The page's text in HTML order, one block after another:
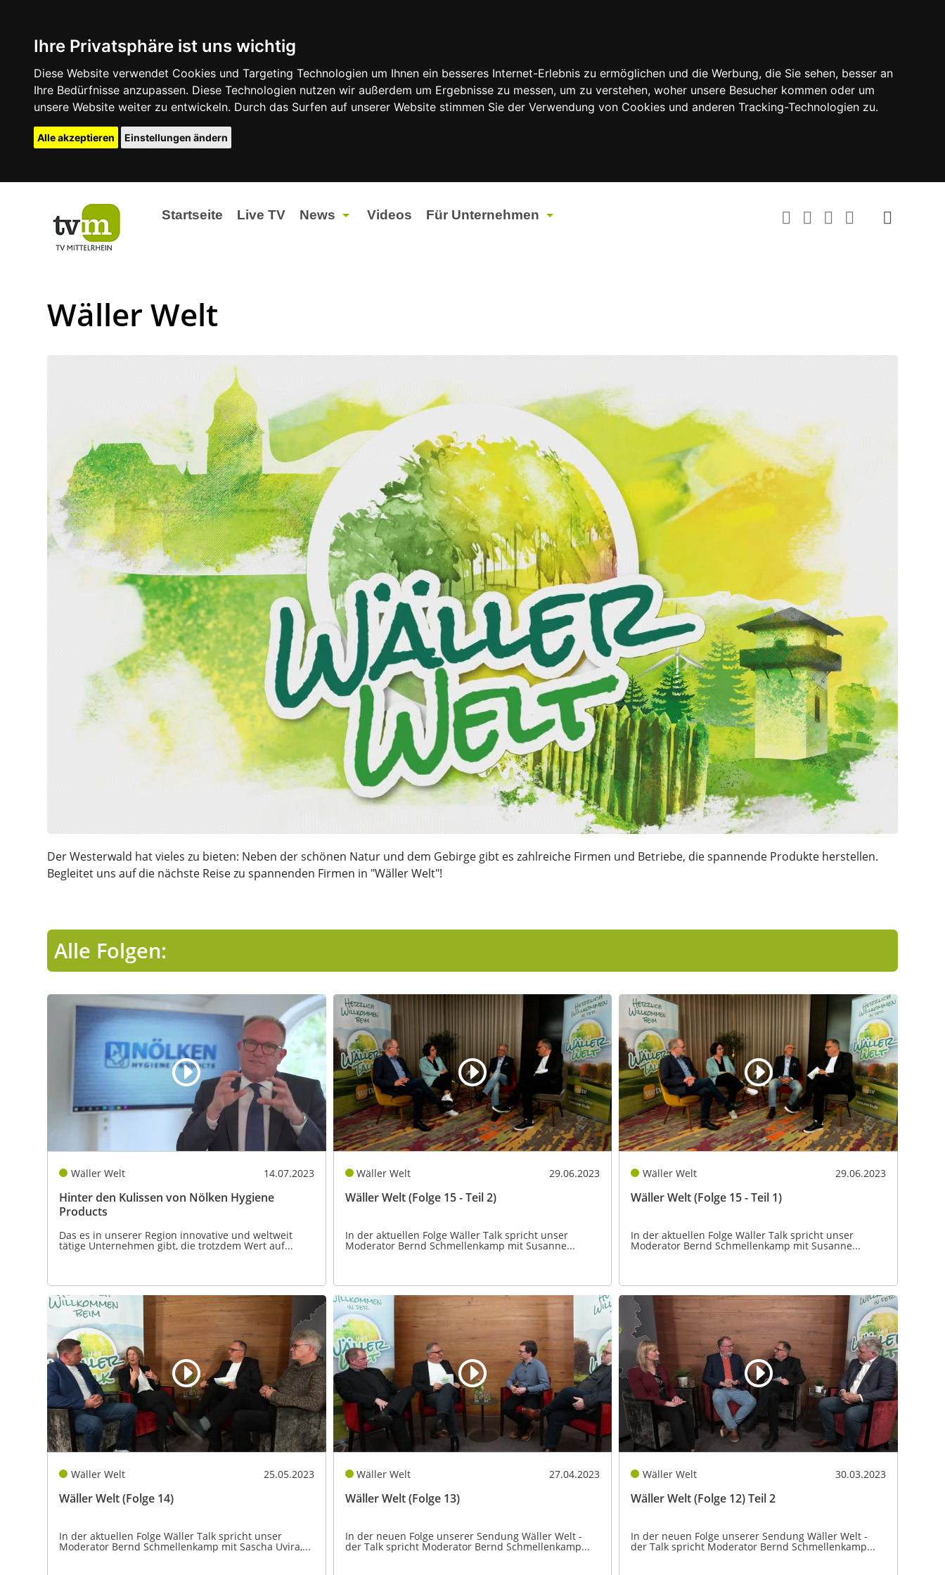
Ihre Privatsphäre ist uns wichtig
Diese Website verwendet Cookies und Targeting Technologien um Ihnen ein besseres Internet-Erlebnis zu ermöglichen und die Werbung, die Sie sehen, besser an
Ihre Bedürfnisse anzupassen. Diese Technologien nutzen wir außerdem um Ergebnisse zu messen, um zu verstehen, woher unsere Besucher kommen oder um
unsere Website weiter zu entwickeln. Durch das Surfen auf unserer Website stimmen Sie der Verwendung von Cookies und anderen Tracking-Technologien zu.
Alle akzeptieren Einstellungen ändern
Startseite Live TV News
Sport
Videos Für Unternehmen
Wäller Welt
Der Westerwald hat vieles zu bieten: Neben der schönen Natur und dem Gebirge gibt es zahlreiche Firmen und Betriebe, die spannende Produkte herstellen.
Begleitet uns auf die nächste Reise zu spannenden Firmen in "Wäller Welt"!
Alle Folgen:
Wäller Welt 14.07.2023
Hinter den Kulissen von Nölken Hygiene
Products
Das es in unserer Region innovative und weltweit
tätige Unternehmen gibt, die trotzdem Wert auf...
Wäller Welt 29.06.2023
Wäller Welt (Folge 15 - Teil 2)
In der aktuellen Folge Wäller Talk spricht unser
Moderator Bernd Schmellenkamp mit Susanne...
Wäller Welt 29.06.2023
Wäller Welt (Folge 15 - Teil 1)
In der aktuellen Folge Wäller Talk spricht unser
Moderator Bernd Schmellenkamp mit Susanne...
Wäller Welt 25.05.2023
Wäller Welt (Folge 14)
In der aktuellen Folge Wäller Talk spricht unser
Moderator Bernd Schmellenkamp mit Sascha Uvira,...
Wäller Welt 27.04.2023
Wäller Welt (Folge 13)
In der neuen Folge unserer Sendung Wäller Welt -
der Talk spricht Moderator Bernd Schmellenkamp...
Wäller Welt 30.03.2023
Wäller Welt (Folge 12) Teil 2
In der neuen Folge unserer Sendung Wäller Welt -
der Talk spricht Moderator Bernd Schmellenkamp...